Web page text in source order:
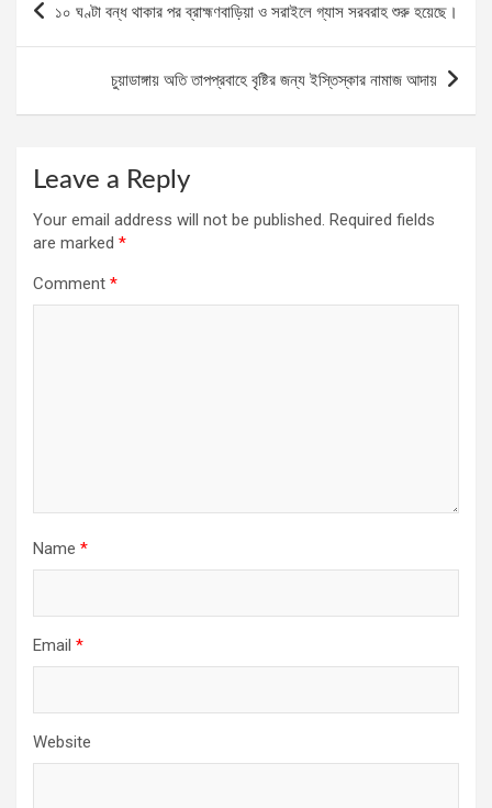
navigation
১০ ঘণ্টা বন্ধ থাকার পর ব্রাহ্মণবাড়িয়া ও সরাইলে গ্যাস সরবরাহ শুরু হয়েছে।
চুয়াডাঙ্গায় অতি তাপপ্রবাহে বৃষ্টির জন্য ইস্তিস্কার নামাজ আদায়
Leave a Reply
Your email address will not be published. Required fields
are marked *
Comment *
Name *
Email *
Website